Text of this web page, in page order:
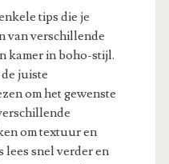
tips die je
van verschillende
kamer in boho-stijl.
juiste
om het gewenste
om textuur en
lees snel verder en